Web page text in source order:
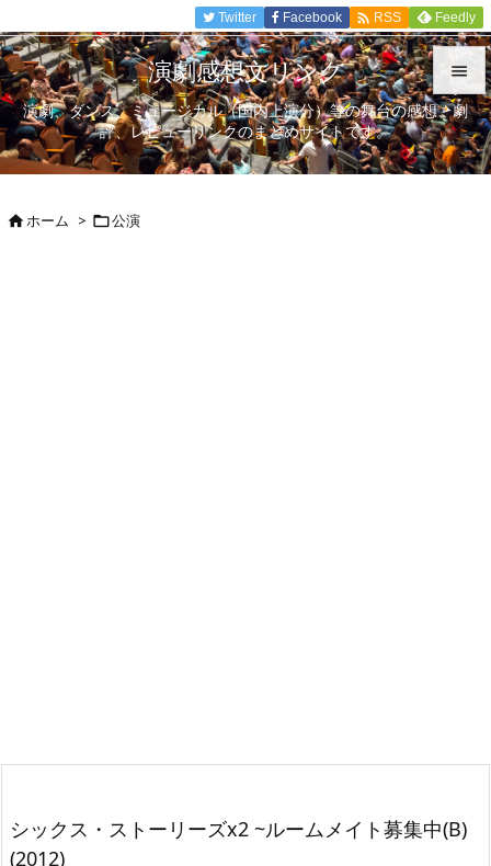


メニュ

Twitter Facebook  RSS Feedly
演劇感想文リンク
演劇、ダンス、ミュージカル（国内上演分）等の舞台の感想、劇
評、レビューリンクのまとめサイトです。
ホーム > 公演
シックス・ストーリーズx2 ~ルームメイト募集中(B)
(2012)